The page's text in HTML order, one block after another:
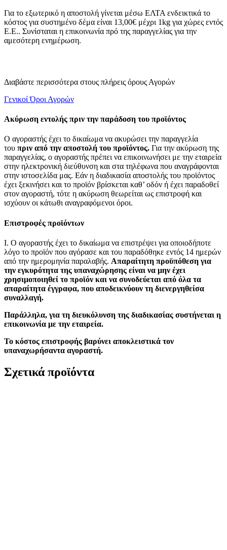
Για το εξωτερικό η αποστολή γίνεται μέσω ΕΛΤΑ ενδεικτικά το
κόστος για συστημένο δέμα είναι 13,00€ μέχρι 1kg για χώρες εντός
Ε.Ε.. Συνίσταται η επικοινωνία πρό της παραγγελίας για την
αμεσότερη ενημέρωση.
Διαβάστε περισσότερα στους πλήρεις όρους Αγορών
Γενικοί Όροι Αγορών
Ακύρωση εντολής πριν την παράδοση του προϊόντος
Ο αγοραστής έχει το δικαίωμα να ακυρώσει την παραγγελία
του πριν από την αποστολή του προϊόντος. Για την ακύρωση της
παραγγελίας, ο αγοραστής πρέπει να επικοινωνήσει με την εταιρεία
στην ηλεκτρονική διεύθυνση και στα τηλέφωνα που αναγράφονται
στην ιστοσελίδα μας. Εάν η διαδικασία αποστολής του προϊόντος
έχει ξεκινήσει και το προϊόν βρίσκεται καθ’ οδόν ή έχει παραδοθεί
στον αγοραστή, τότε η ακύρωση θεωρείται ως επιστροφή και
ισχύουν οι κάτωθι αναγραφόμενοι όροι.
Επιστροφές προϊόντων
Ι. Ο αγοραστής έχει το δικαίωμα να επιστρέψει για οποιοδήποτε
λόγο το προϊόν που αγόρασε και του παραδόθηκε εντός 14 ημερών
από την ημερομηνία παραλαβής. Απαραίτητη προϋπόθεση για
την εγκυρότητα της υπαναχώρησης είναι να μην έχει
χρησιμοποιηθεί το προϊόν και να συνοδεύεται από όλα τα
απαραίτητα έγγραφα, που αποδεικνύουν τη διενεργηθείσα
συναλλαγή.
Παράλληλα, για τη διευκόλυνση της διαδικασίας συστήνεται η
επικοινωνία με την εταιρεία.
Το κόστος επιστροφής βαρύνει αποκλειστικά τον
υπαναχωρήσαντα αγοραστή.
Σχετικά προϊόντα